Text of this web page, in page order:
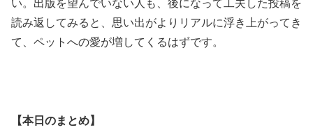
い。出版を望んでいない人も、後になって工夫した投稿を
読み返してみると、思い出がよりリアルに浮き上がってき
て、ペットへの愛が増してくるはずです。
【本日のまとめ】